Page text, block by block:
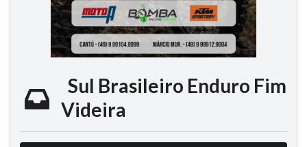
Sul Brasileiro Enduro Fim
Videira